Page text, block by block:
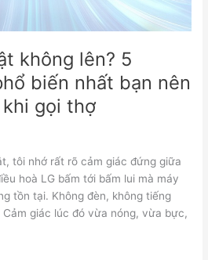
không lên? 5
biến nhất bạn nên
gọi thợ
tôi nhớ rất rõ cảm giác đứng giữa
hoà LG bấm tới bấm lui mà máy
tồn tại. Không đèn, không tiếng
giác lúc đó vừa nóng, vừa bực,